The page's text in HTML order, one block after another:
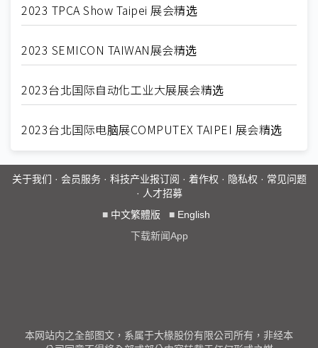
2023 TPCA Show Taipei 展会精选
2023 SEMICON TAIWAN展会精选
2023台北国际自动化工业大展展会精选
2023台北国际电脑展COMPUTEX TAIPEI 展会精选
关于我们 · 会员服务· 科技产业报订阅 · 着作权 · 隐私权 · 常见问题
· 人才招募
■ 中文繁體版 ■ English
下载新闻App
本网站内之全部图文，系属于大椽股份有限公司所有，非经本